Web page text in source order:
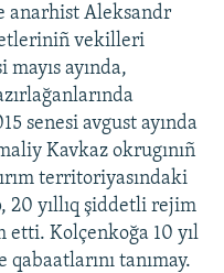
anarhist Aleksandr
vekilleri
mayıs ayında,
senesi avgust ayında
Kavkaz okrugınıñ
territoriyasındaki
yıllıq şiddetli rejim
etti. Kolçenkoğa 10 yıl
tanımay.